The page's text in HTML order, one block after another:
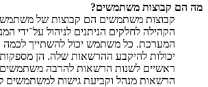
מה הם קבוצות משתמשים?
קבוצות משתמשים הם קבוצות של
הקהילה לחלקים הניתנים לניהול על־ידי
המערכת. כל משתמש יכול להשתייך לכמה
יכולות להיקבע ההרשאות שלה. הן
ראשיים לשנות הרשאות להרבה משתמשים
הרשאות מנהל וקביעת גישות למשתמשים